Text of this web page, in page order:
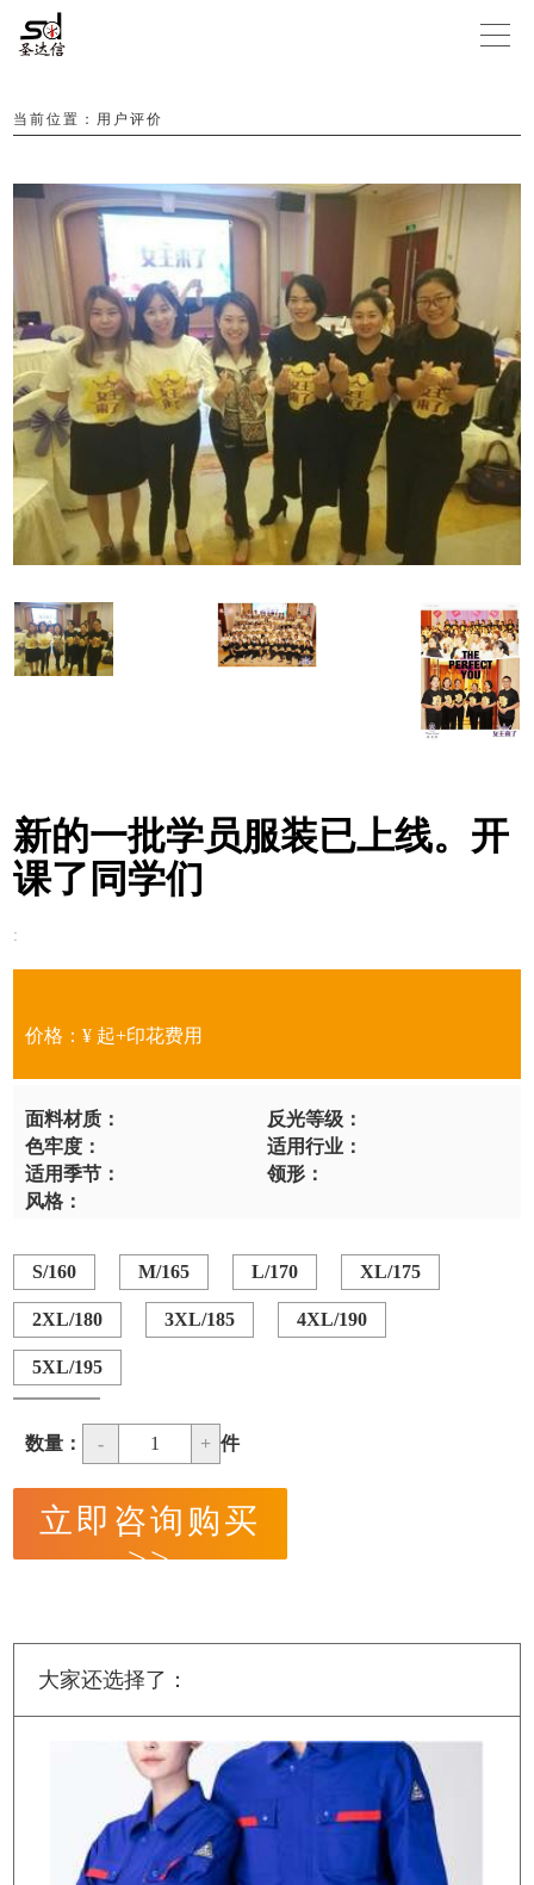
当前位置： 用户评价
新的一批学员服装已上线。开
课了同学们
:
价格：¥ 起+印花费用
面料材质：
反光等级：
色牢度：
适用行业：
适用季节：
领形：
风格：
S/160 M/165 L/170 XL/175
2XL/180 3XL/185 4XL/190
5XL/195
数量： - 1 + 件
立即咨询购买
>>
大家还选择了：